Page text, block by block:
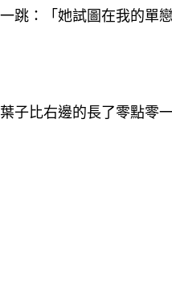
跳：「她試圖在我的單
葉子比右邊的長了零點零